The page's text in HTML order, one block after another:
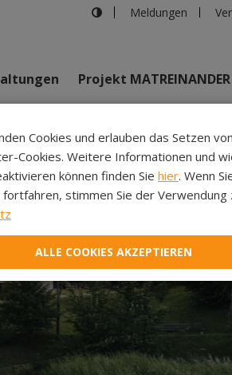
Meldungen
Projekt MATREINANDER
Cookies und erlauben das Setzen von
Cookies. Weitere Informationen und
können finden Sie hier. Wenn
fortfahren, stimmen Sie der Verwendung
ALLE COOKIES AKZEPTIEREN